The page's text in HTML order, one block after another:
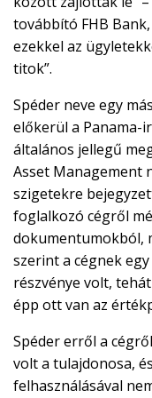
továbbító FHB
ezekkel az
titok”.
Spéder neve egy
előkerül a Panama-
általános jellegű
Asset Management
szigetekre
foglalkozó cégről
dokumentumokból,
szerint a cégnek
részvénye volt,
épp ott van az
Spéder erről a
volt a tulajdonosa,
felhasználásával